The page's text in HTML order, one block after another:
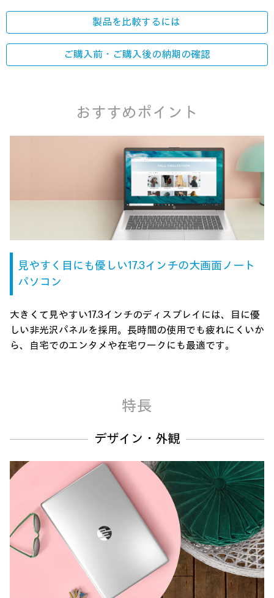
製品を比較するには
ご購入前・ご購入後の納期の確認
おすすめポイント
見やすく目にも優しい17.3インチの大画面ノート
パソコン
大きくて見やすい17.3インチのディスプレイには、目に優
しい非光沢パネルを採用。長時間の使用でも疲れにくいか
ら、自宅でのエンタメや在宅ワークにも最適です。
特長
デザイン・外観